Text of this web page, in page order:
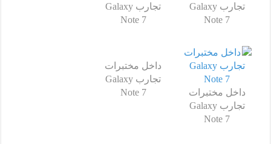
تجارب Galaxy
Note 7
تجارب Galaxy
Note 7
داخل مختبرات
تجارب Galaxy
Note 7
داخل مختبرات
تجارب Galaxy
Note 7